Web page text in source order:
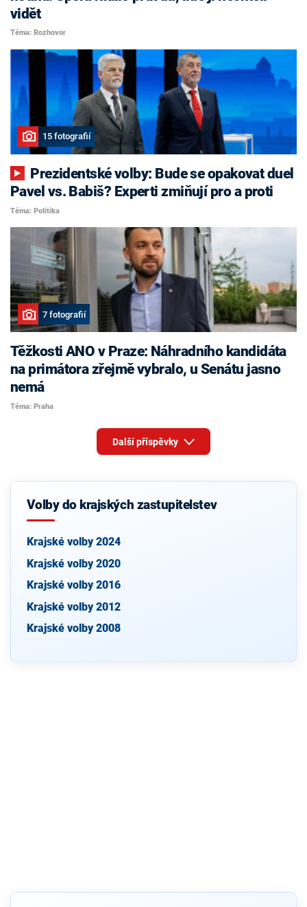
vidět
Téma: Rozhovor
15 fotografií
Pavel vs. Babiš? Experti zmiňují pro a proti
Téma: Politika
7 fotografií
Těžkosti ANO v Praze: Náhradního kandidáta
na primátora zřejmě vybralo, u Senátu jasno
nemá
Téma: Praha
Další příspěvky
Volby do krajských zastupitelstev
Krajské volby 2024
Krajské volby 2020
Krajské volby 2016
Krajské volby 2012
Krajské volby 2008